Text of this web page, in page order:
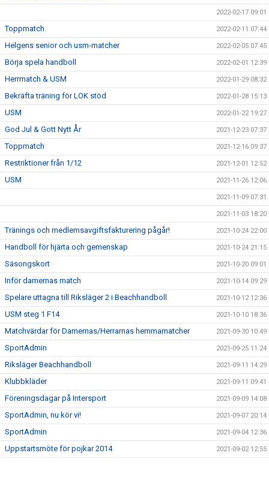
2022-02-17 09:01
Toppmatch 2022-02-11 07:44
Helgens senior och usm-matcher 2022-02-05 07:45
Börja spela handboll 2022-02-01 12:39
Herrmatch & USM 2022-01-29 08:32
Bekräfta träning för LOK stöd 2022-01-28 15:13
USM 2022-01-22 19:27
God Jul & Gott Nytt År 2021-12-23 07:37
Toppmatch 2021-12-16 09:37
Restriktioner från 1/12 2021-12-01 12:52
USM 2021-11-26 12:06
2021-11-09 07:31
2021-11-03 18:20
Tränings och medlemsavgiftsfakturering pågår! 2021-10-24 22:00
Handboll för hjärta och gemenskap 2021-10-24 21:15
Säsongskort 2021-10-20 09:01
Inför damernas match 2021-10-14 09:29
Spelare uttagna till Riksläger 2 i Beachhandboll 2021-10-12 12:36
USM steg 1 F14 2021-10-10 18:36
Matchvärdar för Damernas/Herrarnas hemmamatcher 2021-09-30 10:49
SportAdmin 2021-09-25 11:24
Riksläger Beachhandboll 2021-09-11 14:29
Klubbkläder 2021-09-11 09:41
Föreningsdagar på Intersport 2021-09-09 14:08
SportAdmin, nu kör vi! 2021-09-07 20:14
SportAdmin 2021-09-04 12:36
Uppstartsmöte för pojkar 2014 2021-09-02 12:55